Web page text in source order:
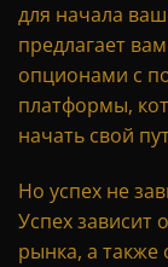
для начала
предлагает
опционами с
платформы,
начать свой
Но успех не
Успех зависит
рынка, а